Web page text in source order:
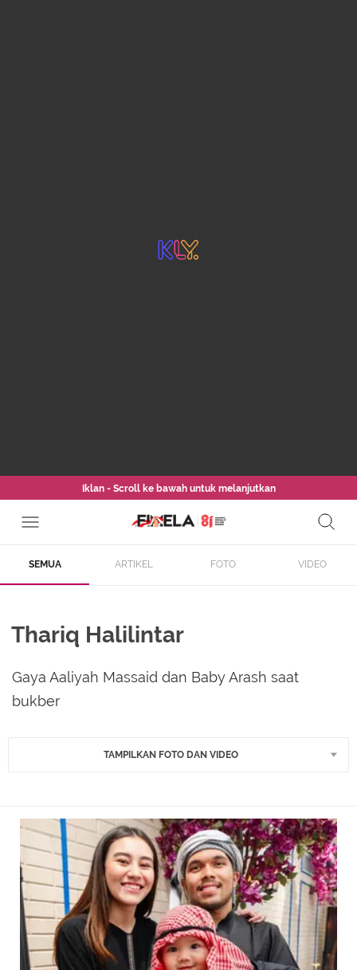
Iklan - Scroll ke bawah untuk melanjutkan
SEMUA ARTIKEL FOTO VIDEO
Thariq Halilintar
Gaya Aaliyah Massaid dan Baby Arash saat
bukber
TAMPILKAN FOTO DAN VIDEO